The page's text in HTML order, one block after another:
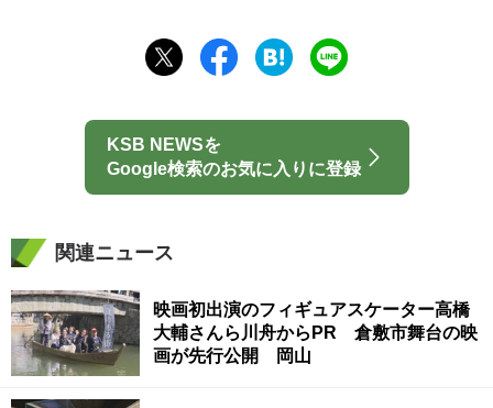
KSB NEWSを
Google検索のお気に入りに登録
関連ニュース
映画初出演のフィギュアスケーター高橋
大輔さんら川舟からPR 倉敷市舞台の映
画が先行公開 岡山